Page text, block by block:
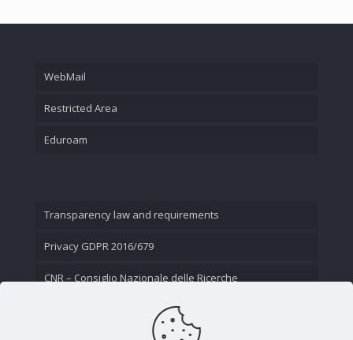
WebMail
Restricted Area
Eduroam
Transparency law and requirements
Privacy GDPR 2016/679
CNR – Consiglio Nazionale delle Ricerche